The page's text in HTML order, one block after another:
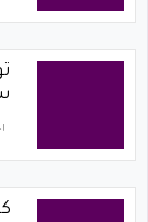
٠١ أغسطس ٢٠٢٠